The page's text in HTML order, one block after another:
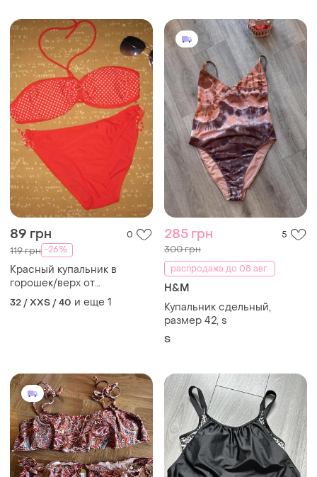
89 грн 0
119 грн -26%
Красный купальник в
горошек/верх от
купальника в горошек/низ с
завязками
32 / XXS / 40 и еще 1
285 грн 5
300 грн
распродажа до 08 авг.
H&M
Купальник сдельный,
размер 42, s
S